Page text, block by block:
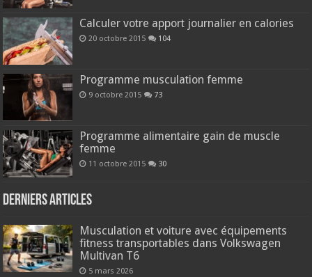
Calculer votre apport journalier en calories
20 octobre 2015 104
Programme musculation femme
9 octobre 2015 73
Programme alimentaire gain de muscle
femme
11 octobre 2015 30
Derniers articles
Musculation et voiture avec équipements
fitness transportables dans Volkswagen
Multivan T6
5 mars 2026